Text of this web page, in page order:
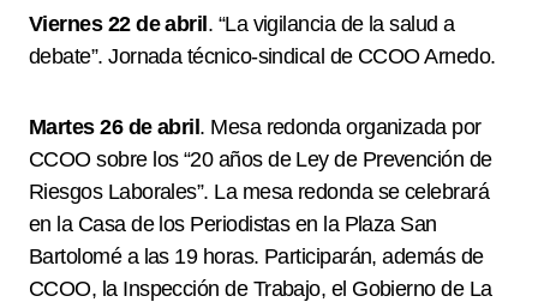
Viernes 22 de abril . “La vigilancia de la salud a
debate”. Jornada técnico-sindical de CCOO Arnedo.
Martes 26 de abril . Mesa redonda organizada por
CCOO sobre los “20 años de Ley de Prevención de
Riesgos Laborales”. La mesa redonda se celebrará
en la Casa de los Periodistas en la Plaza San
Bartolomé a las 19 horas. Participarán, además de
CCOO, la Inspección de Trabajo, el Gobierno de La